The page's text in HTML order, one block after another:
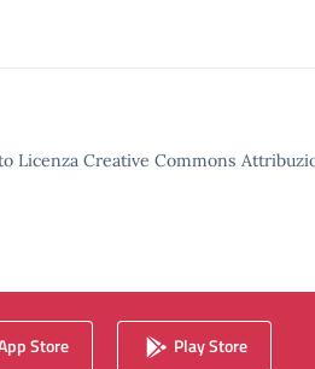
Licenza Creative Commons
Store Play Store